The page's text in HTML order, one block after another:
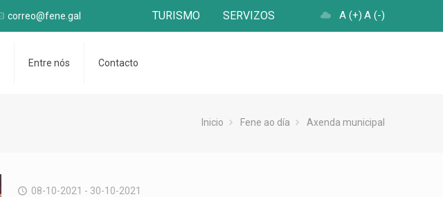
correo@fene.gal TURISMO SERVIZOS A (+) A (-)
Entre nós Contacto
Inicio Fene ao día Axenda municipal
08-10-2021 - 30-10-2021